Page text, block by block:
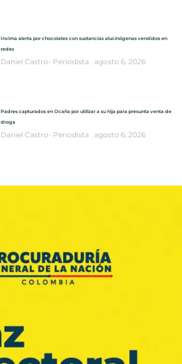
Invima alerta por chocolates con sustancias alucinógenas vendidos en
redes
Daniel Castro- Periodista agosto 6, 2026
Padres capturados en Ocaña por utilizar a su hija para presunta venta de
droga
Daniel Castro- Periodista agosto 6, 2026